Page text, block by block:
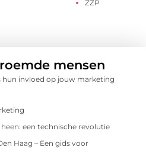
ZZP
mensen
hun invloed op jouw marketing
een technische revolutie
Haag – Een gids voor